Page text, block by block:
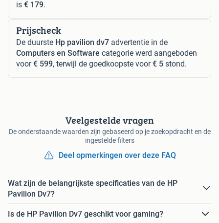
is € 179.
Prijscheck
De duurste Hp pavilion dv7 advertentie in de
Computers en Software categorie werd aangeboden
voor€ 599, terwijl de goedkoopste voor€ 5 stond.
Veelgestelde vragen
De onderstaande waarden zijn gebaseerd op je zoekopdracht en de
ingestelde filters
Deel opmerkingen over deze FAQ
Wat zijn de belangrijkste specificaties van de HP
Pavilion Dv7?
Is de HP Pavilion Dv7 geschikt voor gaming?